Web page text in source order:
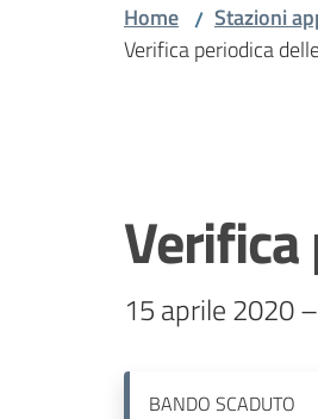
Home / Stazioni
Verifica periodica
15 aprile 2020
BANDO SCADUTO